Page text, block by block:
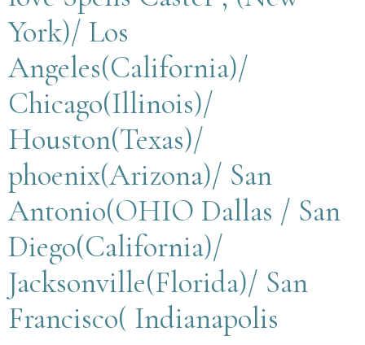
York)/ Los
Angeles(California)/
Chicago(Illinois)/
Houston(Texas)/
phoenix(Arizona)/ San
Antonio(OHIO Dallas / San
Diego(California)/
Jacksonville(Florida)/ San
Francisco( Indianapolis